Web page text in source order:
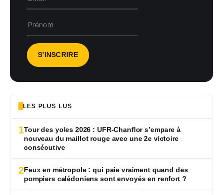
LES PLUS LUS
1Tour des yoles 2026 : UFR-Chanflor s’empare à
nouveau du maillot rouge avec une 2e victoire
consécutive
2Feux en métropole : qui paie vraiment quand des
pompiers calédoniens sont envoyés en renfort ?